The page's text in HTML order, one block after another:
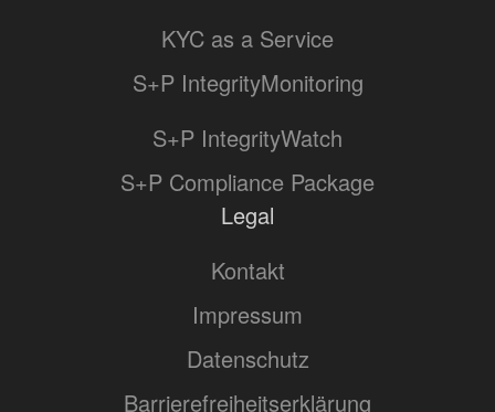
KYC as a Service
S+P IntegrityMonitoring
S+P IntegrityWatch
S+P Compliance Package
Legal
Kontakt
Impressum
Datenschutz
Barrierefreiheitserklärung